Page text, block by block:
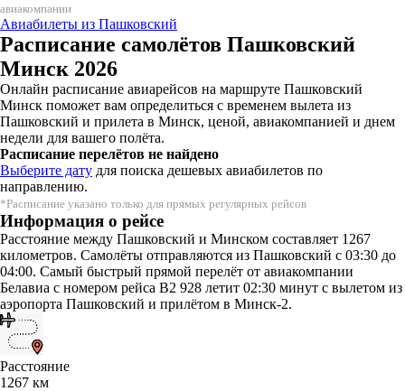
авиакомпании
Авиабилеты из Пашковский
Расписание самолётов Пашковский
Минск 2026
Онлайн расписание авиарейсов на маршруте Пашковский
Минск поможет вам определиться с временем вылета из
Пашковский и прилета в Минск, ценой, авиакомпанией и днем
недели для вашего полёта.
Расписание перелётов не найдено
Выберите дату для поиска дешевых авиабилетов по
направлению.
*Расписание указано только для прямых регулярных рейсов
Информация о рейсе
Расстояние между Пашковский и Минском составляет 1267
километров. Самолёты отправляются из Пашковский с 03:30 до
04:00. Самый быстрый прямой перелёт от авиакомпании
Белавиа с номером рейса B2 928 летит 02:30 минут с вылетом из
аэропорта Пашковский и прилётом в Минск-2.
Расстояние
1267 км